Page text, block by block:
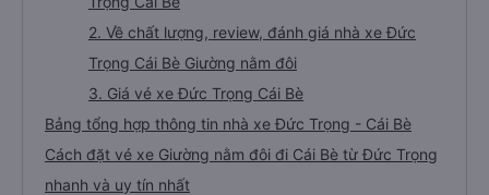
2. Về chất lượng, review, đánh giá nhà xe Đức
Trọng Cái Bè Giường nằm đôi
3. Giá vé xe Đức Trọng Cái Bè
Bảng tổng hợp thông tin nhà xe Đức Trọng - Cái Bè
Cách đặt vé xe Giường nằm đôi đi Cái Bè từ Đức Trọng
nhanh và uy tín nhất